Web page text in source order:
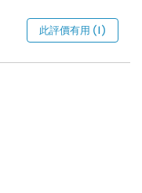
此評價有用 (1)